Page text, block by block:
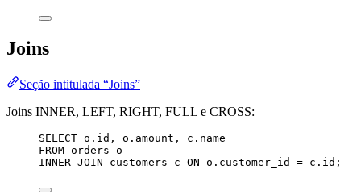
Joins
Seção intitulada “Joins”
Joins INNER, LEFT, RIGHT, FULL e CROSS:
SELECT o . id , o . amount , c . name
FROM orders o
INNER JOIN customers c ON o . customer_id = c . id ;